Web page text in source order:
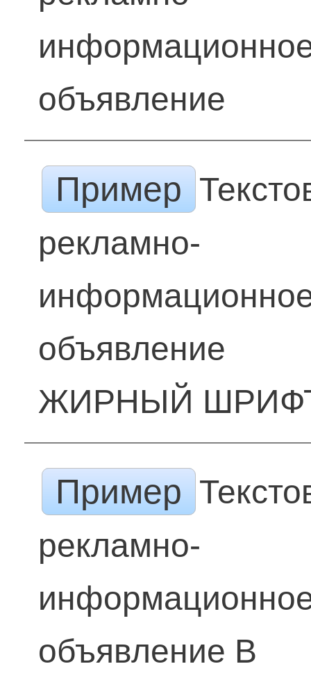
объявление
Пример
рекламно-
объявление
ЖИРНЫЙ
Пример
рекламно-
объявление В